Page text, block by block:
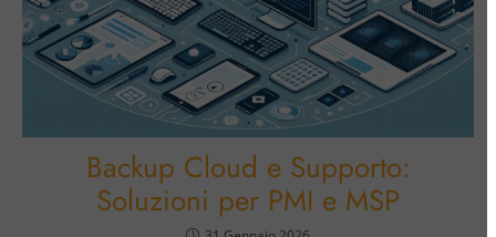
Backup Cloud e Supporto:
Soluzioni per PMI e MSP